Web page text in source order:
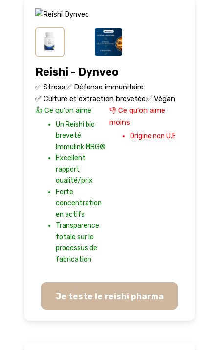
Reishi - Dynveo
✅ Stress✅ Défense immunitaire
✅ Culture et extraction brevetée✅ Végan
👍 Ce qu'on aime
Un Reishi bio
breveté
Immulink MBG®
Excellent
rapport
qualité/prix
Forte
concentration
en actifs
Transparence
totale sur le
processus de
fabrication
👎 Ce qu'on aime
moins
Origine non U.E
Je teste le reishi pharma